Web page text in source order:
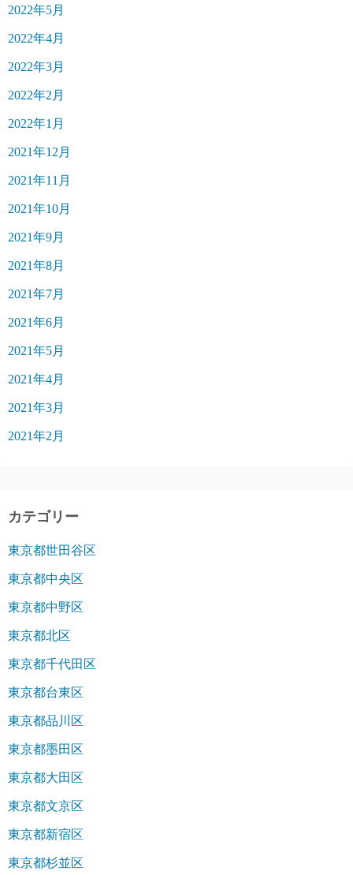
2022年5月
2022年4月
2022年3月
2022年2月
2022年1月
2021年12月
2021年11月
2021年10月
2021年9月
2021年8月
2021年7月
2021年6月
2021年5月
2021年4月
2021年3月
2021年2月
カテゴリー
東京都世田谷区
東京都中央区
東京都中野区
東京都北区
東京都千代田区
東京都台東区
東京都品川区
東京都墨田区
東京都大田区
東京都文京区
東京都新宿区
東京都杉並区